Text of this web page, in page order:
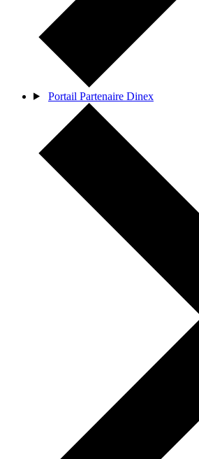
Portail Partenaire Dinex